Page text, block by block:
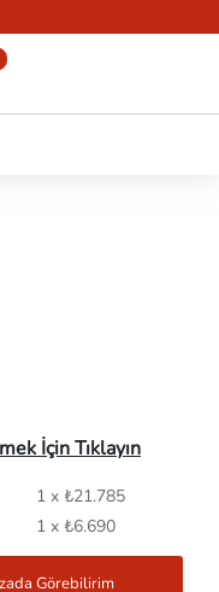
İçin Tıklayın
1 x ₺21.785
1 x ₺6.690
Görebilirim